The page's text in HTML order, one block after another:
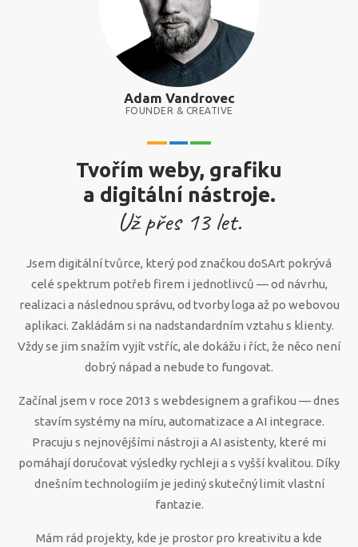
Adam Vandrovec
FOUNDER & CREATIVE
Tvořím weby, grafiku
a digitální nástroje.
Už přes 13let.
Jsem digitální tvůrce, který pod značkou doSArt pokrývá
celé spektrum potřeb firem i jednotlivců — od návrhu,
realizaci a následnou správu, od tvorby loga až po webovou
aplikaci. Zakládám si na nadstandardním vztahu s klienty.
Vždy se jim snažím vyjít vstříc, ale dokážu i říct, že něco není
dobrý nápad a nebude to fungovat.
Začínal jsem v roce 2013 s webdesignem a grafikou — dnes
stavím systémy na míru, automatizace a AI integrace.
Pracuju s nejnovějšími nástroji a AI asistenty, které mi
pomáhají doručovat výsledky rychleji a s vyšší kvalitou. Díky
dnešním technologiím je jediný skutečný limit vlastní
fantazie.
Mám rád projekty, kde je prostor pro kreativitu a kde